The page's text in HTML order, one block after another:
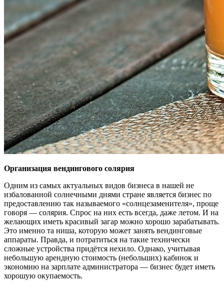
Организация вендингового солярия
Одним из самых актуальных видов бизнеса в нашей не
избалованной солнечными днями стране является бизнес по
предоставлению так называемого «солнцезаменителя», проще
говоря — солярия. Спрос на них есть всегда, даже летом. И на
желающих иметь красивый загар можно хорошо зарабатывать.
Это именно та ниша, которую может занять вендинговые
аппараты. Правда, и потратиться на такие технически
сложные устройства придётся нехило. Однако, учитывая
небольшую арендную стоимость (небольших) кабинок и
экономию на зарплате администратора — бизнес будет иметь
хорошую окупаемость.